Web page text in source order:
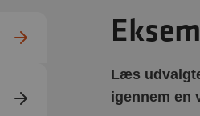
Læs
igennem en